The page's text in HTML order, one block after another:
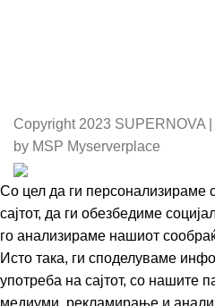
Copyright 2023 SUPERNOVA
by MSP Myserverplace
Со цел да ги персонализираме
сајтот, да ги обезбедиме
го анализираме нашиот
Исто така, ги споделуваме
употреба на сајтот, со нашите
медиуми, рекламирање и